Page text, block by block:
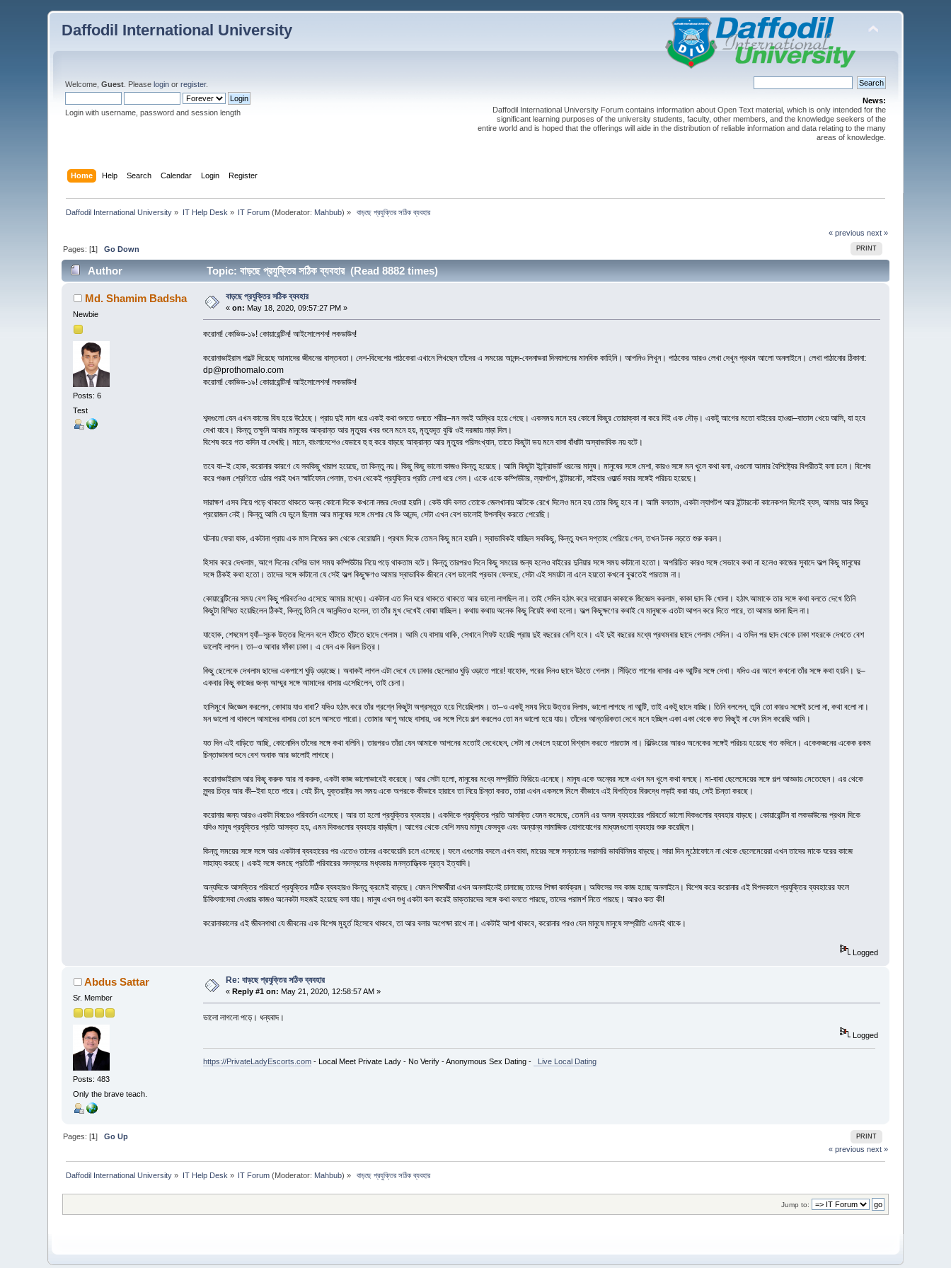
Daffodil International University
Welcome,Guest . Pleaselogin orregister.
Login with username, password and session length
News:
Daffodil International University Forum contains information about Open Text material, which is only intended for the
significant learning purposes of the university students, faculty, other members, and the knowledge seekers of the
entire world and is hoped that the offerings will aide in the distribution of reliable information and data relating to the many
areas of knowledge.
Home Help Search Calendar Login Register
Daffodil International University » IT Help Desk » IT Forum (Moderator: Mahbub) » বাড়ছে প্রযুক্তির সঠিক ব্যবহার
« previous next »
PRINT
Pages: [1]Go Down
Author Topic: বাড়ছে প্রযুক্তির সঠিক ব্যবহার (Read 8882 times)
Md. Shamim Badsha
Newbie
Posts: 6
Test
বাড়ছে প্রযুক্তির সঠিক ব্যবহার
«on: May 18, 2020, 09:57:27 PM »
করোনা! কোভিড-১৯! কোয়ারেন্টিন! আইসোলেশন! লকডাউন!
করোনাভাইরাস পাল্টে দিয়েছে আমাদের জীবনের বাস্তবতা। দেশ-বিদেশের পাঠকেরা এখানে লিখছেন তাঁদের এ সময়ের আনন্দ-বেদনাভরা দিনযাপনের মানবিক কাহিনি। আপনিও লিখুন। পাঠকের আরও লেখা দেখুন প্রথম আলো অনলাইনে। লেখা পাঠানোর ঠিকানা:
dp@prothomalo.com
করোনা! কোভিড-১৯! কোয়ারেন্টিন! আইসোলেশন! লকডাউন!
শব্দগুলো যেন এখন কানের বিষ হয়ে উঠেছে। প্রায় দুই মাস ধরে একই কথা শুনতে শুনতে শরীর–মন সবই অস্থির হয়ে গেছে। একসময় মনে হয় কোনো কিছুর তোয়াক্কা না করে দিই এক দৌড়। একটু আগের মতো বাইরের হাওয়া–বাতাস খেয়ে আসি, যা হবে
দেখা যাবে। কিন্তু তক্ষুনি আবার মানুষের আক্রান্ত আর মৃত্যুর খবর শুনে মনে হয়, মৃত্যুদূত বুঝি ওই দরজায় নাড়া দিল।
বিশেষ করে গত কদিন যা দেখছি। মানে, বাংলাদেশেও যেভাবে হু হু করে বাড়ছে আক্রান্ত আর মৃত্যুর পরিসংখ্যান, তাতে কিছুটা ভয় মনে বাসা বাঁধাটা অস্বাভাবিক নয় বটে।
তবে যা–ই হোক, করোনার কারণে যে সবকিছু খারাপ হয়েছে, তা কিন্তু নয়। কিছু কিছু ভালো কাজও কিন্তু হয়েছে। আমি কিছুটা ইন্ট্রোভার্ট ধরনের মানুষ। মানুষের সঙ্গে মেশা, কারও সঙ্গে মন খুলে কথা বলা, এগুলো আমার বৈশিষ্ট্যের বিপরীতই বলা চলে। বিশেষ
করে পঞ্চম শ্রেণিতে ওঠার পরই যখন স্মার্টফোন পেলাম, তখন থেকেই প্রযুক্তির প্রতি নেশা ধরে গেল। একে একে কম্পিউটার, ল্যাপটপ, ইন্টারনেট, সাইবার ওয়ার্ল্ড সবার সঙ্গেই পরিচয় হয়েছে।
সারাক্ষণ এসব নিয়ে পড়ে থাকতে থাকতে অন্য কোনো দিকে কখনো নজর দেওয়া হয়নি। কেউ যদি বলত তোকে জেলখানায় আটকে রেখে দিলেও মনে হয় তোর কিছু হবে না। আমি বলতাম, একটা ল্যাপটপ আর ইন্টারনেট কানেকশন দিলেই ব্যস, আমার আর কিছুর
প্রয়োজন নেই। কিন্তু আমি যে ভুলে ছিলাম আর মানুষের সঙ্গে মেশার যে কি আনন্দ, সেটা এখন বেশ ভালোই উপলব্ধি করতে পেরেছি।
ঘটনায় ফেরা যাক, একটানা প্রায় এক মাস নিজের রুম থেকে বেরোয়নি। প্রথম দিকে তেমন কিছু মনে হয়নি। স্বাভাবিকই যাচ্ছিল সবকিছু, কিন্তু যখন সপ্তাহ পেরিয়ে গেল, তখন টনক নড়তে শুরু করল।
হিসাব করে দেখলাম, আগে দিনের বেশির ভাগ সময় কম্পিউটার নিয়ে পড়ে থাকতাম বটে। কিন্তু তারপরও দিনে কিছু সময়ের জন্য হলেও বাইরের দুনিয়ার সঙ্গে সময় কাটানো হতো। অপরিচিত কারও সঙ্গে সেভাবে কথা না হলেও কাজের সুবাদে অল্প কিছু মানুষের
সঙ্গে ঠিকই কথা হতো। তাদের সঙ্গে কাটানো যে সেই অল্প কিছুক্ষণও আমার স্বাভাবিক জীবনে বেশ ভালোই প্রভাব ফেলছে, সেটা এই সময়টা না এলে হয়তো কখনো বুঝতেই পারতাম না।
কোয়ারেন্টিনের সময় বেশ কিছু পরিবর্তনও এসেছে আমার মধ্যে। একটানা এত দিন ঘরে থাকতে থাকতে আর ভালো লাগছিল না। তাই সেদিন হঠাৎ করে দারোয়ান কাকাকে জিজ্ঞেস করলাম, কাকা ছাদ কি খোলা। হঠাৎ আমাকে তার সঙ্গে কথা বলতে দেখে তিনি
কিছুটা বিস্মিত হয়েছিলেন ঠিকই, কিন্তু তিনি যে আনন্দিতও হলেন, তা তাঁর মুখ দেখেই বোঝা যাচ্ছিল। কথায় কথায় অনেক কিছু নিয়েই কথা হলো। অল্প কিছুক্ষণের কথাই যে মানুষকে এতটা আপন করে দিতে পারে, তা আমার জানা ছিল না।
যাহোক, শেষমেশ হ্যাঁ–সূচক উত্তর দিলেন বলে হাঁটতে হাঁটতে ছাদে গেলাম। আমি যে বাসায় থাকি, সেখানে শিফট হয়েছি প্রায় দুই বছরের বেশি হবে। এই দুই বছরের মধ্যে প্রথমবার ছাদে গেলাম সেদিন। এ তদিন পর ছাদ থেকে ঢাকা শহরকে দেখতে বেশ
ভালোই লাগল। তা–ও আবার ফাঁকা ঢাকা। এ যেন এক বিরল চিত্র।
কিছু ছেলেকে দেখলাম ছাদের একপাশে ঘুড়ি ওড়াচ্ছে। অবাকই লাগল এটা দেখে যে ঢাকার ছেলেরাও ঘুড়ি ওড়াতে পারে! যাহোক, পরের দিনও ছাদে উঠতে গেলাম। সিঁড়িতে পাশের বাসার এক আন্টির সঙ্গে দেখা। যদিও এর আগে কখনো তাঁর সঙ্গে কথা হয়নি। দু–
একবার কিছু কাজের জন্য আম্মুর সঙ্গে আমাদের বাসায় এসেছিলেন, তাই চেনা।
হাসিমুখে জিজ্ঞেস করলেন, কোথায় যাও বাবা? যদিও হঠাৎ করে তাঁর প্রশ্নে কিছুটা অপ্রস্তুত হয়ে গিয়েছিলাম। তা–ও একটু সময় নিয়ে উত্তর দিলাম, ভালো লাগছে না আন্টি, তাই একটু ছাদে যাচ্ছি। তিনি বললেন, তুমি তো কারও সঙ্গেই চলো না, কথা বলো না।
মন ভালো না থাকলে আমাদের বাসায় তো চলে আসতে পারো। তোমার আপু আছে বাসায়, ওর সঙ্গে গিয়ে গল্প করলেও তো মন ভালো হয়ে যায়। তাঁদের আন্তরিকতা দেখে মনে হচ্ছিল একা একা থেকে কত কিছুই না যেন মিস করেছি আমি।
যত দিন এই বাড়িতে আছি, কোনোদিন তাঁদের সঙ্গে কথা বলিনি। তারপরও তাঁরা যেন আমাকে আপনের মতোই দেখেছেন, সেটা না দেখলে হয়তো বিশ্বাস করতে পারতাম না। বিল্ডিংয়ের আরও অনেকের সঙ্গেই পরিচয় হয়েছে গত কদিনে। একেকজনের একেক রকম
চিন্তাভাবনা শুনে বেশ অবাক আর ভালোই লাগছে।
করোনাভাইরাস আর কিছু করুক আর না করুক, একটা কাজ ভালোভাবেই করেছে। আর সেটা হলো, মানুষের মধ্যে সম্প্রীতি ফিরিয়ে এনেছে। মানুষ একে অন্যের সঙ্গে এখন মন খুলে কথা বলছে। মা-বাবা ছেলেমেয়ের সঙ্গে গল্প আড্ডায় মেতেছেন। এর থেকে
সুন্দর চিত্র আর কী–ইবা হতে পারে। যেই চীন, যুক্তরাষ্ট্র সব সময় একে অপরকে কীভাবে হারাবে তা নিয়ে চিন্তা করত, তারা এখন একসঙ্গে মিলে কীভাবে এই বিপত্তির বিরুদ্ধে লড়াই করা যায়, সেই চিন্তা করছে।
করোনার জন্য আরও একটা বিষয়েও পরিবর্তন এসেছে। আর তা হলো প্রযুক্তির ব্যবহার। একদিকে প্রযুক্তির প্রতি আসক্তি যেমন কমেছে, তেমনি এর অসম ব্যবহারের পরিবর্তে ভালো দিকগুলোর ব্যবহার বাড়ছে। কোয়ারেন্টিন বা লকডাউনের প্রথম দিকে
যদিও মানুষ প্রযুক্তির প্রতি আসক্ত হয়, এমন দিকগুলোর ব্যবহার বাড়ছিল। আগের থেকে বেশি সময় মানুষ ফেসবুক এবং অন্যান্য সামাজিক যোগাযোগের মাধ্যমগুলো ব্যবহার শুরু করেছিল।
কিন্তু সময়ের সঙ্গে সঙ্গে আর একটানা ব্যবহারের পর এতেও তাদের একঘেয়েমি চলে এসেছে। ফলে এগুলোর বদলে এখন বাবা, মায়ের সঙ্গে সন্তানের সরাসরি ভাববিনিময় বাড়ছে। সারা দিন মুঠোফোনে না থেকে ছেলেমেয়েরা এখন তাদের মাকে ঘরের কাজে
সাহায্য করছে। একই সঙ্গে কমছে প্রতিটি পরিবারের সদস্যদের মধ্যকার মনস্তাত্ত্বিক দূরত্ব ইত্যাদি।
অন্যদিকে আসক্তির পরিবর্তে প্রযুক্তির সঠিক ব্যবহারও কিন্তু ক্রমেই বাড়ছে। যেমন শিক্ষার্থীরা এখন অনলাইনেই চালাচ্ছে তাদের শিক্ষা কার্যক্রম। অফিসের সব কাজ হচ্ছে অনলাইনে। বিশেষ করে করোনার এই বিপদকালে প্রযুক্তির ব্যবহারের ফলে
চিকিৎসাসেবা দেওয়ার কাজও অনেকটা সহজই হয়েছে বলা যায়। মানুষ এখন শুধু একটা কল করেই ডাক্তারদের সঙ্গে কথা বলতে পারছে, তাদের পরামর্শ নিতে পারছে। আরও কত কী!
করোনাকালের এই জীবনগাথা যে জীবনের এক বিশেষ মুহূর্ত হিসেবে থাকবে, তা আর বলার অপেক্ষা রাখে না। একটাই আশা থাকবে, করোনার পরও যেন মানুষে মানুষে সম্প্রীতি এমনই থাকে।
Logged
Abdus Sattar
Sr. Member
Posts: 483
Only the brave teach.
Re: বাড়ছে প্রযুক্তির সঠিক ব্যবহার
« Reply #1 on: May 21, 2020, 12:58:57 AM »
ভালো লাগলো পড়ে। ধন্যবাদ।
Logged
https://PrivateLadyEscorts.com- Local Meet Private Lady - No Verify - Anonymous Sex Dating - Live Local Dating
PRINT
Pages: [1]Go Up
« previous next »
Daffodil International University » IT Help Desk» IT Forum (Moderator: Mahbub) » বাড়ছে প্রযুক্তির সঠিক ব্যবহার
Jump to: